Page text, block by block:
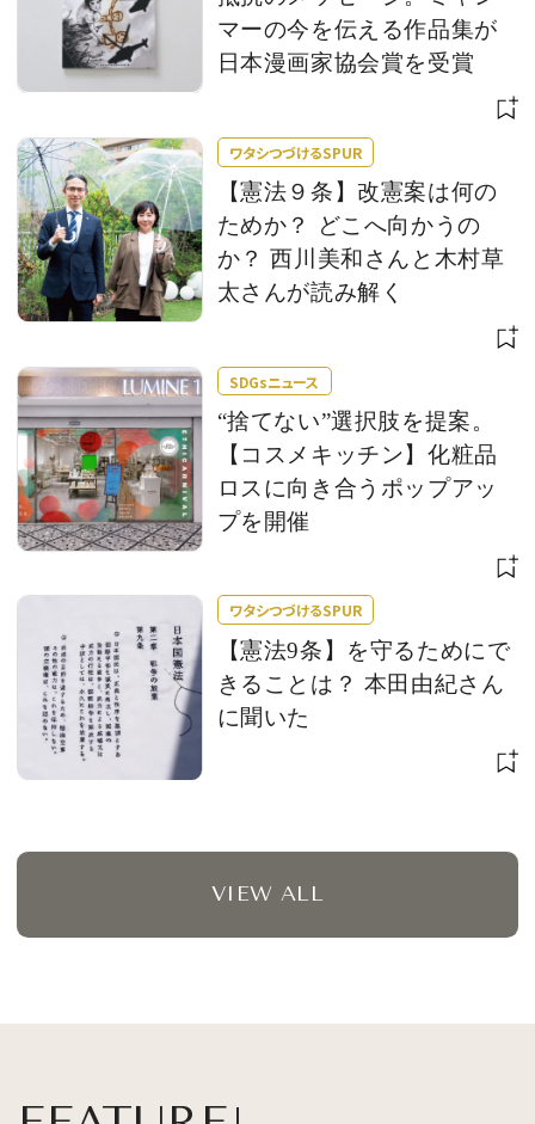
マーの今を伝える作品集が
日本漫画家協会賞を受賞
ワタシつづけるSPUR
【憲法９条】改憲案は何の
ためか？ どこへ向かうの
か？ 西川美和さんと木村草
太さんが読み解く
SDGsニュース
“捨てない”選択肢を提案。
【コスメキッチン】化粧品
ロスに向き合うポップアッ
プを開催
ワタシつづけるSPUR
【憲法9条】を守るためにで
きることは？ 本田由紀さん
に聞いた
VIEW ALL